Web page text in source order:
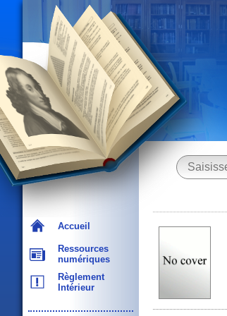
Accueil
Ressources
numériques
Règlement
Intérieur